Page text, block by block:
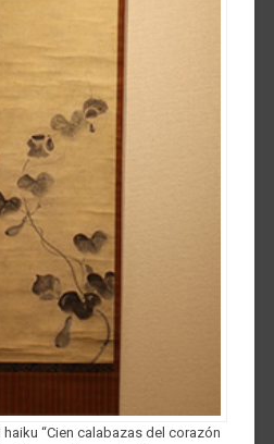
“Cien calabazas del corazón